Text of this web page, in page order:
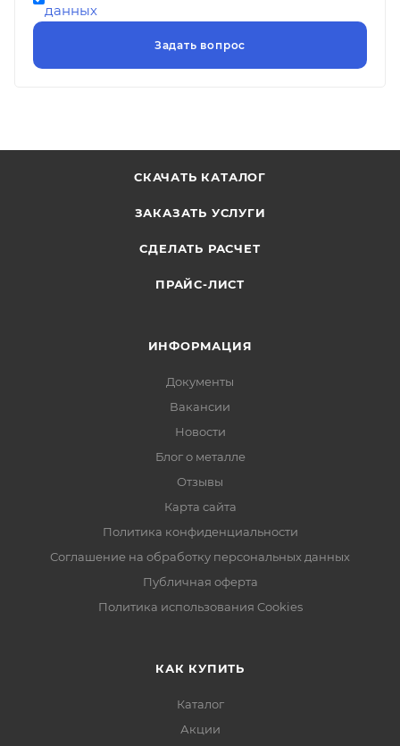
данных
СКАЧАТЬ КАТАЛОГ
ЗАКАЗАТЬ УСЛУГИ
СДЕЛАТЬ РАСЧЕТ
ПРАЙС-ЛИСТ
ИНФОРМАЦИЯ
Документы
Вакансии
Новости
Блог о металле
Отзывы
Карта сайта
Политика конфиденциальности
Соглашение на обработку персональных данных
Публичная оферта
Политика использования Cookies
КАК КУПИТЬ
Каталог
Акции